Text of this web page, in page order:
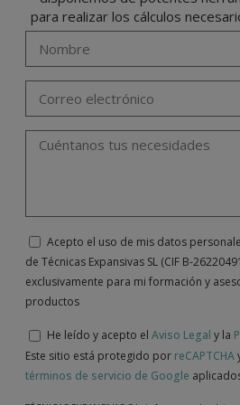
para realizar los cálculos
Acepto el uso de mis datos
de Técnicas Expansivas SL (CIF B-
exclusivamente para mi formación y
productos
He leído y acepto el Aviso Legal y la
Este sitio está protegido por reCAPTCHA
términos de servicio de Google